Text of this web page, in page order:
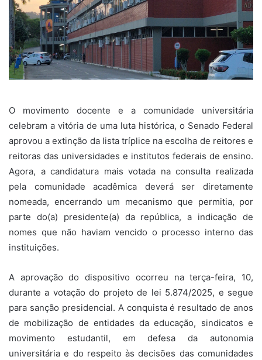
O movimento docente e a comunidade universitária
celebram a vitória de uma luta histórica, o Senado Federal
aprovou a extinção da lista tríplice na escolha de reitores e
reitoras das universidades e institutos federais de ensino.
Agora, a candidatura mais votada na consulta realizada
pela comunidade acadêmica deverá ser diretamente
nomeada, encerrando um mecanismo que permitia, por
parte do(a) presidente(a) da república, a indicação de
nomes que não haviam vencido o processo interno das
instituições.
A aprovação do dispositivo ocorreu na terça-feira, 10,
durante a votação do projeto de lei 5.874/2025, e segue
para sanção presidencial. A conquista é resultado de anos
de mobilização de entidades da educação, sindicatos e
movimento estudantil, em defesa da autonomia
universitária e do respeito às decisões das comunidades